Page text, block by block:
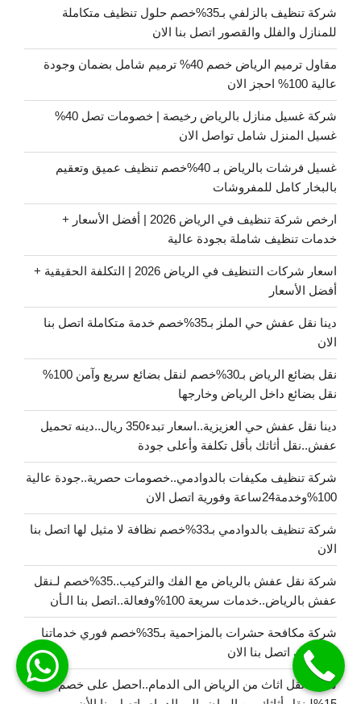
شركة تنظيف بالزلفي بـ35%خصم حلول تنظيف متكاملة
للمنازل والفلل والقصور اتصل بنا الان
مقاول ترميم الرياض خصم 40% ترميم شامل بضمان وجودة
عالية 100% احجز الان
شركة غسيل منازل بالرياض رخيصة | خصومات تصل 40%
غسيل المنزل شامل تواصل الان
غسيل فرشات بالرياض بـ 40%خصم تنظيف عميق وتعقيم
بالبخار كامل للمفروشات
ارخص شركة تنظيف في الرياض 2026 | أفضل الأسعار +
خدمات تنظيف شاملة بجودة عالية
اسعار شركات التنظيف في الرياض 2026 | التكلفة الحقيقية +
أفضل الأسعار
دينا نقل عفش حي الملز بـ35%خصم خدمة متكاملة اتصل بنا
الان
نقل بضائع الرياض بـ30%خصم لنقل بضائع سريع وآمن 100%
نقل بضائع داخل الرياض وخارجها
دينا نقل عفش حي العزيزية..اسعار تبدء350 ريال..دينه تحميل
عفش..نقل أثاثك بأقل تكلفة وأعلى جودة
شركة تنظيف مكيفات بالدوادمي..خصومات حصرية..جودة عالية
100%وخدمة24ساعة وفورية اتصل الان
شركة تنظيف بالدوادمي بـ33%خصم نظافة لا مثيل لها اتصل بنا
الان
شركة نقل عفش بالرياض مع الفك والتركيب..35%خصم لـنقل
عفش بالرياض..خدمات سريعة 100%وفعالة..اتصل بنا الـأن
شركة مكافحة حشرات بالمزاحمية بـ35%خصم فوري خدماتنا
بانتظارك اتصل بنا الان
شركة نقل اثاث من الرياض الى الدمام..احصل على خصم